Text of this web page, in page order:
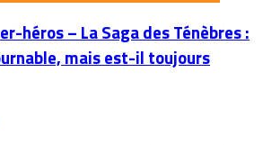
héros – La Saga des Ténèbres :
mais est-il toujours